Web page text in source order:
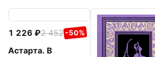
1 226 2 452 -50%
Астарта. В